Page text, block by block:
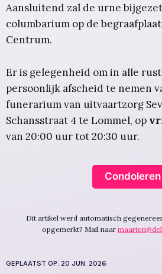
Aansluitend zal de urne
columbarium op de
Centrum.
Er is gelegenheid om in alle
persoonlijk afscheid te nemen
funerarium van uitvaartzorg
Schansstraat 4 te Lommel, op
van 20:00 uur tot 20:30 uur.
Condoleren
Dit artikel werd automatisch
opgemerkt? Mail naar
GEPLAATST OP: 20 JUN. 2026